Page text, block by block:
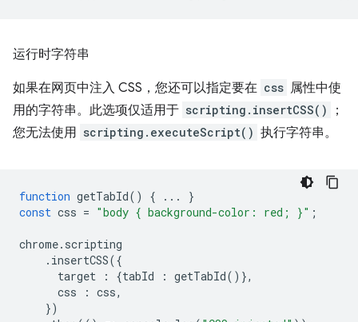
运行时字符串
如果在网页中注入 CSS，您还可以指定要在 css 属性中使
用的字符串。此选项仅适用于 scripting.insertCSS()
；
您无法使用 scripting.executeScript() 执行字符串。
function getTabId() { ...
}
const css = "body { background-color: red; }" ;
chrome. scripting
. insertCSS({
target
: {tabId : getTabId()},
css
: css,
})